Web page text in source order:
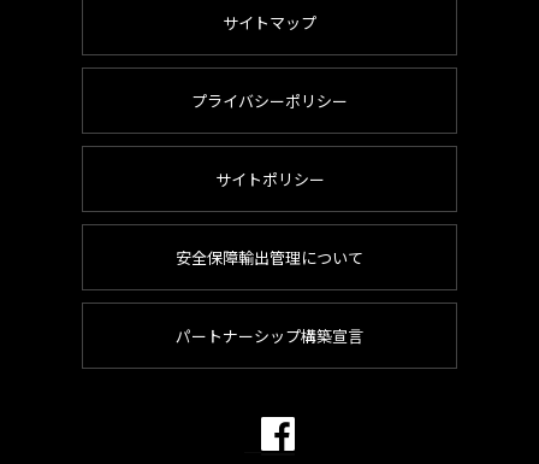
サイトマップ
プライバシーポリシー
サイトポリシー
安全保障輸出管理について
パートナーシップ構築宣言